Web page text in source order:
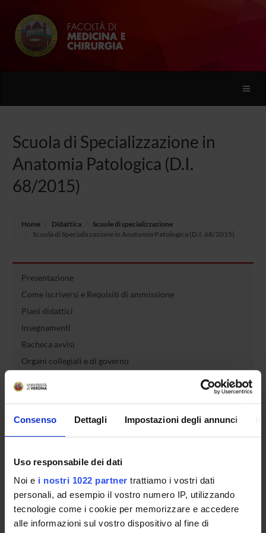
Consenso Dettagli Impostazioni degli annunci
Uso responsabile dei dati
Noi e i nostri 1022 partner trattiamo i vostri dati
personali, ad esempio il vostro numero IP, utilizzando
tecnologie come i cookie per memorizzare e accedere
alle informazioni sul vostro dispositivo al fine di
Toggle
Scuola di Specializzazione in
Anatomia Patologica (D.I.
68/2015)
Home Didattica
Scuole di specializzazione
Scuola di Specializzazione in Anatomia Patologica (D.I. 68/2015)
Presentazione
Come iscriversi e Requisiti di ammissione
Piani didattici
Insegnamenti
Bacheca avvisi
Organi collegiali e di governo
Servizio Studenti Internazionali
OFFERTA FORMATIVA
SEMESTRE FILTRO
CORSI DI LAUREA